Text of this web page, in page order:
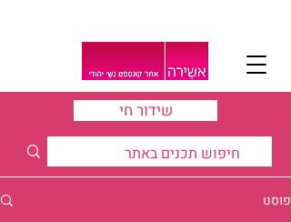
שידור חי
פוסט